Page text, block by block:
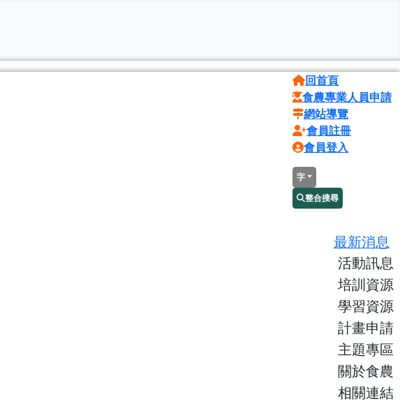
回首頁
食農專業人員申請
網站導覽
會員註冊
會員登入
字
整合搜尋
最新消息
活動訊息
培訓資源
學習資源
計畫申請
主題專區
關於食農
相關連結